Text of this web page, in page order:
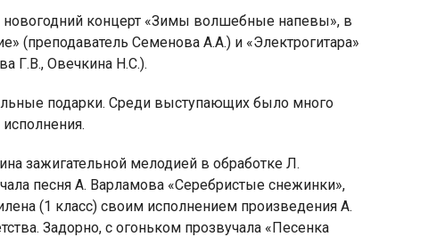
новогодний концерт «Зимы волшебные напевы», в
(преподаватель Семенова А.А.) и «Электрогитара»
Г.В., Овечкина Н.С.).
подарки. Среди выступающих было много
зажигательной мелодией в обработке Л.
песня А. Варламова «Серебристые снежинки»,
(1 класс) своим исполнением произведения А.
Задорно, с огоньком прозвучала «Песенка